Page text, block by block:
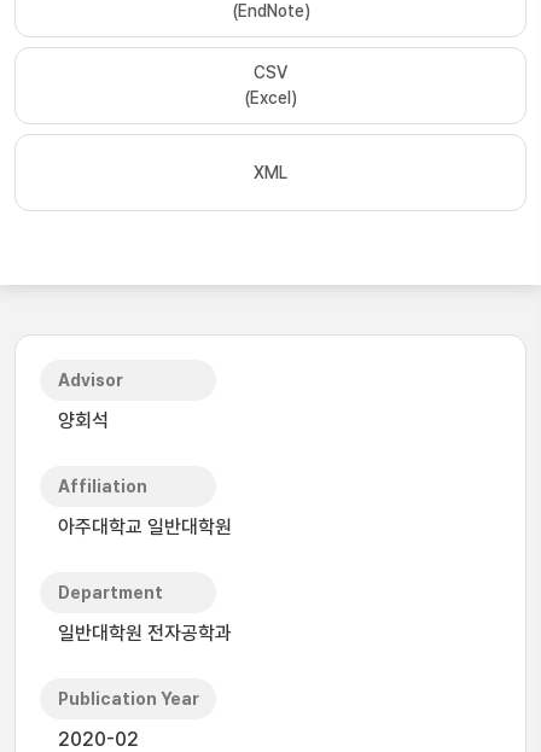
(EndNote)
CSV
(Excel)
XML
Advisor
양회석
Affiliation
아주대학교 일반대학원
Department
일반대학원 전자공학과
Publication Year
2020-02